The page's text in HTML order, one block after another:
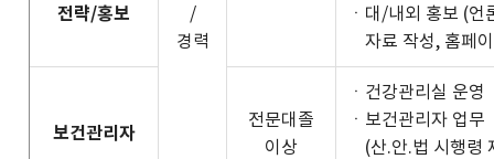
/
경력
전략/홍보
ㆍ대/내외 홍보 (언
자료 작성, 홈페
보건관리자
전문대졸
이상
ㆍ건강관리실 운영
ㆍ보건관리자 업무
(산.안.법 시행령